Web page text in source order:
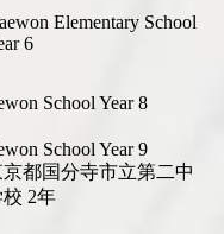
Elementary School
6
School Year 8
School Year 9
京都国分寺市立第二中
2年